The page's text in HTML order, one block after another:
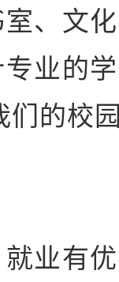
、文
业的
们的校
有优